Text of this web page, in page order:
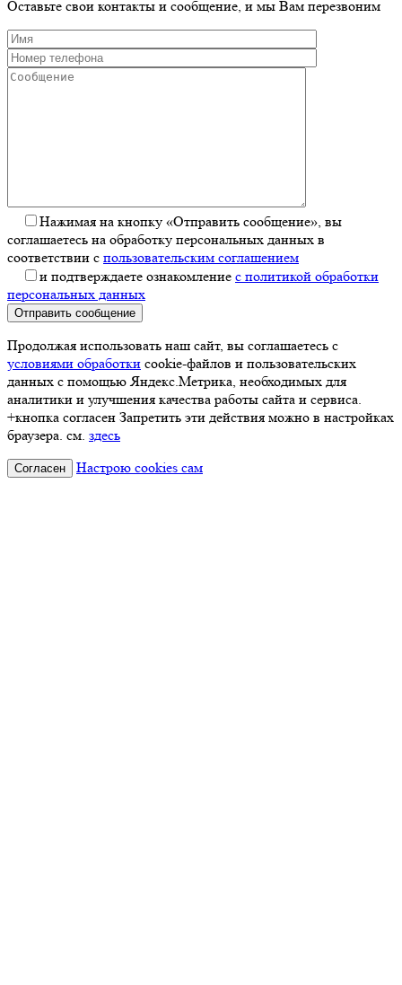
Оставьте свои контакты и сообщение, и мы Вам перезвоним
Нажимая на кнопку «Отправить сообщение», вы
соглашаетесь на обработку персональных данных в
соответствии с пользовательским соглашением
и подтверждаете ознакомление с политикой обработки
персональных данных
Отправить сообщение
Продолжая использовать наш сайт, вы соглашаетесь с
условиями обработки cookie-файлов и пользовательских
данных с помощью Яндекс.Метрика, необходимых для
аналитики и улучшения качества работы сайта и сервиса.
+кнопка согласен Запретить эти действия можно в настройках
браузера. см. здесь
Согласен Настрою cookies сам